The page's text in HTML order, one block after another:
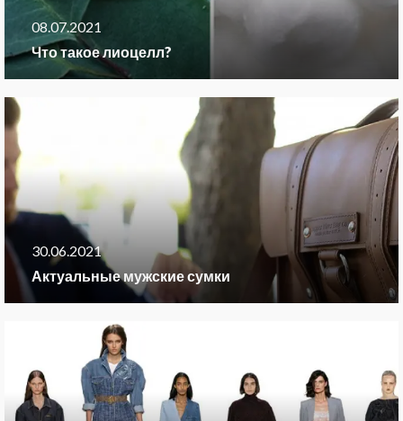
08.07.2021
Что такое лиоцелл?
30.06.2021
Актуальные мужские сумки